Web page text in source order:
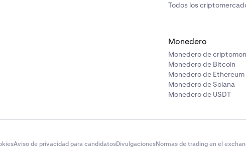
Todos los
Monedero
Monedero de
Monedero de Bitcoin
Monedero de Ethereum
Monedero de Solana
Monedero de USDT
Aviso de privacidad para candidatosDivulgacionesNormas de trading en el